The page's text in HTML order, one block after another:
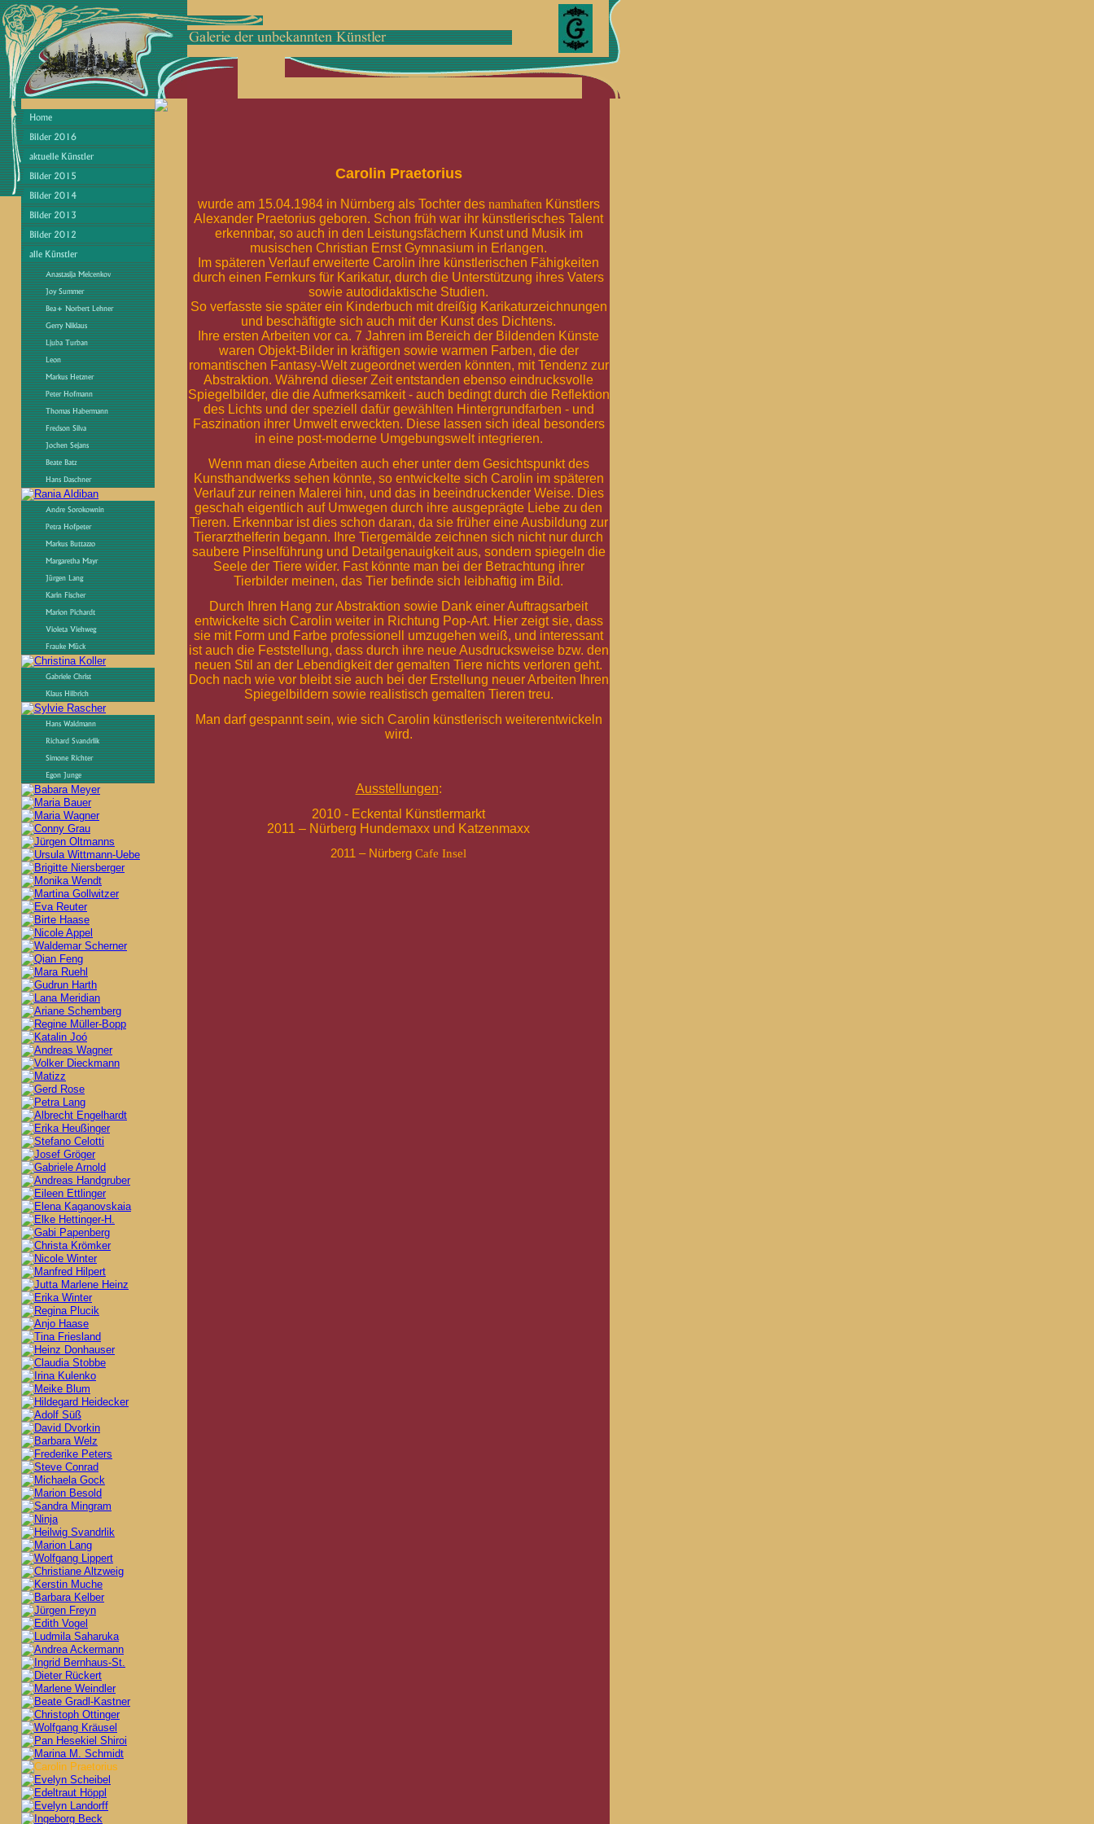
Carolin Praetorius
wurde am 15.04.1984 in Nürnberg als Tochter des namhaften Künstlers
Alexander Praetorius geboren. Schon früh war ihr künstlerisches Talent
erkennbar, so auch in den Leistungsfächern Kunst und Musik im
musischen Christian Ernst Gymnasium in Erlangen.
Im späteren Verlauf erweiterte Carolin ihre künstlerischen Fähigkeiten
durch einen Fernkurs für Karikatur, durch die Unterstützung ihres Vaters
sowie autodidaktische Studien.
So verfasste sie später ein Kinderbuch mit dreißig Karikaturzeichnungen
und beschäftigte sich auch mit der Kunst des Dichtens.
Ihre ersten Arbeiten vor ca. 7 Jahren im Bereich der Bildenden Künste
waren Objekt-Bilder in kräftigen sowie warmen Farben, die der
romantischen Fantasy-Welt zugeordnet werden könnten, mit Tendenz zur
Abstraktion. Während dieser Zeit entstanden ebenso eindrucksvolle
Spiegelbilder, die die Aufmerksamkeit - auch bedingt durch die Reflektion
des Lichts und der speziell dafür gewählten Hintergrundfarben - und
Faszination ihrer Umwelt erweckten. Diese lassen sich ideal besonders
in eine post-moderne Umgebungswelt integrieren.
Wenn man diese Arbeiten auch eher unter dem Gesichtspunkt des
Kunsthandwerks sehen könnte, so entwickelte sich Carolin im späteren
Verlauf zur reinen Malerei hin, und das in beeindruckender Weise. Dies
geschah eigentlich auf Umwegen durch ihre ausgeprägte Liebe zu den
Tieren. Erkennbar ist dies schon daran, da sie früher eine Ausbildung zur
Tierarzthelferin begann. Ihre Tiergemälde zeichnen sich nicht nur durch
saubere Pinselführung und Detailgenauigkeit aus, sondern spiegeln die
Seele der Tiere wider. Fast könnte man bei der Betrachtung ihrer
Tierbilder meinen, das Tier befinde sich leibhaftig im Bild.
Durch Ihren Hang zur Abstraktion sowie Dank einer Auftragsarbeit
entwickelte sich Carolin weiter in Richtung Pop-Art. Hier zeigt sie, dass
sie mit Form und Farbe professionell umzugehen weiß, und interessant
ist auch die Feststellung, dass durch ihre neue Ausdrucksweise bzw. den
neuen Stil an der Lebendigkeit der gemalten Tiere nichts verloren geht.
Doch nach wie vor bleibt sie auch bei der Erstellung neuer Arbeiten Ihren
Spiegelbildern sowie realistisch gemalten Tieren treu.
Man darf gespannt sein, wie sich Carolin künstlerisch weiterentwickeln
wird.
Ausstellungen:
2010 - Eckental Künstlermarkt
2011 – Nürberg Hundemaxx und Katzenmaxx
2011 – Nürberg Cafe Insel